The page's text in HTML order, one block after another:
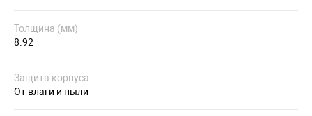
Толщина (мм)
8.92
Защита корпуса
От влаги и пыли